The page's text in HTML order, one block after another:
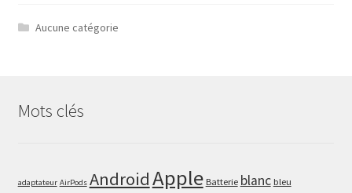
Aucune catégorie
Mots clés
adaptateur AirPods AndroidApple Batterie blanc bleu